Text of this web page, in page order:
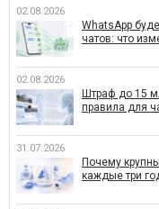
02.08.2026
WhatsApp
чатов: что
02.08.2026
Штраф до 15
правила для
31.07.2026
Почему
каждые три